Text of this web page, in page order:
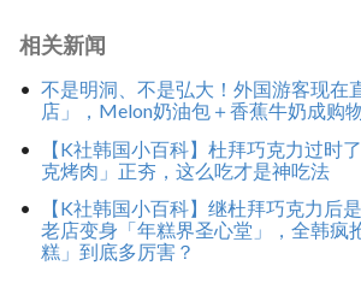
相关新闻
不是明洞、不是弘大！外国游客现在
店」，Melon奶油包＋香蕉牛奶成购
【K社韩国小百科】杜拜巧克力过时
克烤肉」正夯，这么吃才是神吃法
【K社韩国小百科】继杜拜巧克力后
老店变身「年糕界圣心堂」，全韩疯
糕」到底多厉害？